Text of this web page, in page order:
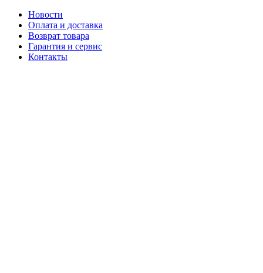
Новости
Оплата и доставка
Возврат товара
Гарантия и сервис
Контакты